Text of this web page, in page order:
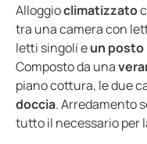
Alloggioclimatizzato
tra una camera con
letti singoli eun
Composto da una
piano cottura, le due
doccia. Arredamento
tutto il necessario per